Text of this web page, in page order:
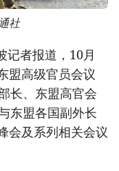
社
者报道，10月
盟高级官员会议
长、东盟高官会
东盟各国副外长
会及系列相关会议